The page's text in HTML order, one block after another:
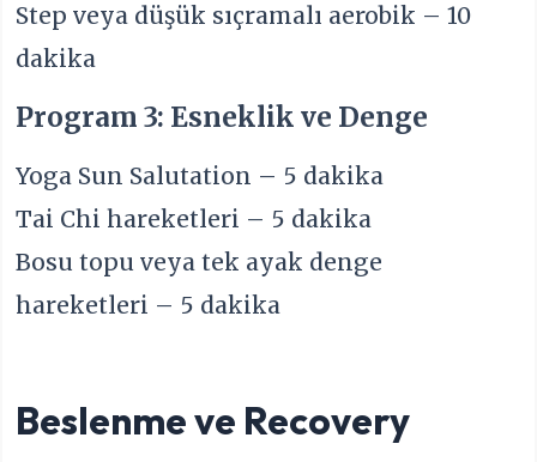
Step veya düşük sıçramalı aerobik – 10
dakika
Program 3: Esneklik ve Denge
Yoga Sun Salutation – 5 dakika
Tai Chi hareketleri – 5 dakika
Bosu topu veya tek ayak denge
hareketleri – 5 dakika
Beslenme ve Recovery